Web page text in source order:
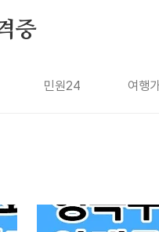
증
민원24 여행